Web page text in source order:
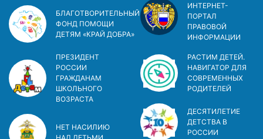
БЛАГОТВОРИТЕЛЬНЫЙ
ФОНД ПОМОЩИ
ДЕТЯМ «КРАЙ ДОБРА»
ПРЕЗИДЕНТ
РОССИИ
ГРАЖДАНАМ
ШКОЛЬНОГО
ВОЗРАСТА
НЕТ НАСИЛИЮ
ИНТЕРНЕТ-
ПОРТАЛ
ПРАВОВОЙ
ИНФОРМАЦИИ
РАСТИМ ДЕТЕЙ.
НАВИГАТОР ДЛЯ
СОВРЕМЕННЫХ
РОДИТЕЛЕЙ
ДЕСЯТИЛЕТИЕ
ДЕТСТВА В
РОСCИИ